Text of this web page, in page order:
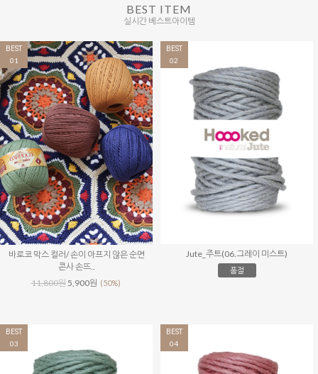
BEST ITEM
실시간 베스트아이템
BEST
01
바로코 막스 컬러/ 손이 아프지 않은 순면
콘사 손뜨..
11,800원 5,900원 (50%)
BEST
02
Jute_주트(06.그레이 미스트)
품절
BEST
03
BEST
04